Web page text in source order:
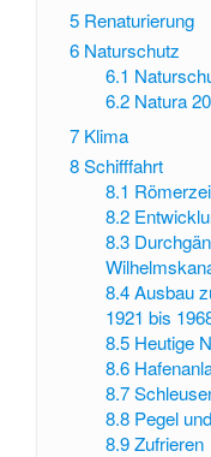
5 Renaturierung
6 Naturschutz
6.1
6.2 Natura
7 Klima
8Schifffahrt
8.1
8.2
8.3
8.4 Ausbau
1921 bis
8.5 Heutige
8.6
8.7
8.8 Pegel
8.9 Zufrieren